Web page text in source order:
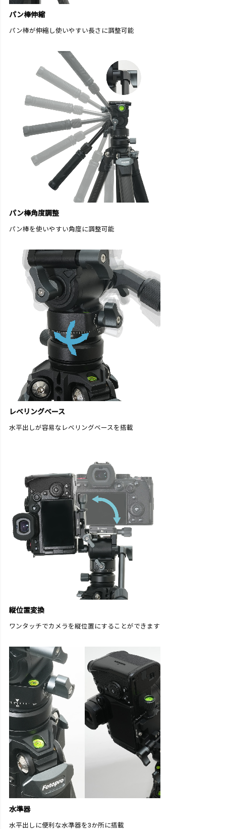
パン棒伸縮
パン棒が伸縮し使いやすい長さに調整可能
パン棒角度調整
パン棒を使いやすい角度に調整可能
レベリングベース
水平出しが容易なレベリングベースを搭載
縦位置変換
ワンタッチでカメラを縦位置にすることができます
水準器
水平出しに便利な水準器を3か所に搭載